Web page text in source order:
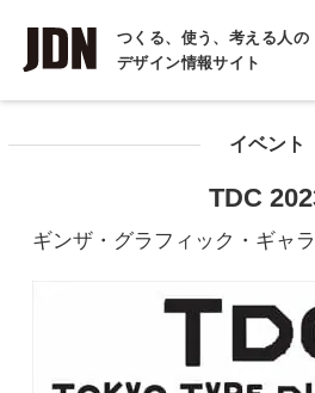
つくる、使う、考える人の
デザイン情報サイト
INTERVIEW
インタビュー
COLUMN
イベント
TDC
ギンザ・グラフィック・ギャ